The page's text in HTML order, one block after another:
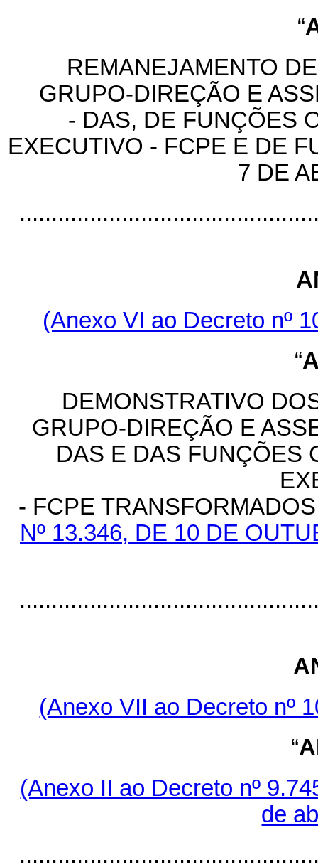
“
REMANEJAMENTO
GRUPO-DIREÇÃO E
- DAS, DE FUNÇÕES
EXECUTIVO - FCPE E DE
7 DE
(Anexo VI ao Decreto nº
“
DEMONSTRATIVO
GRUPO-DIREÇÃO E
DAS E DAS FUNÇÕES
- FCPE
Nº 13.346, DE 10 DE
(Anexo VII ao Decreto nº
“
(Anexo II ao Decreto nº
de